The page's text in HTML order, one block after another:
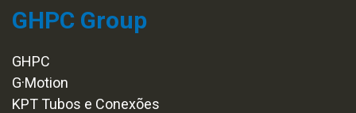
GHPC Group
GHPC
G·Motion
KPT Tubos e Conexões